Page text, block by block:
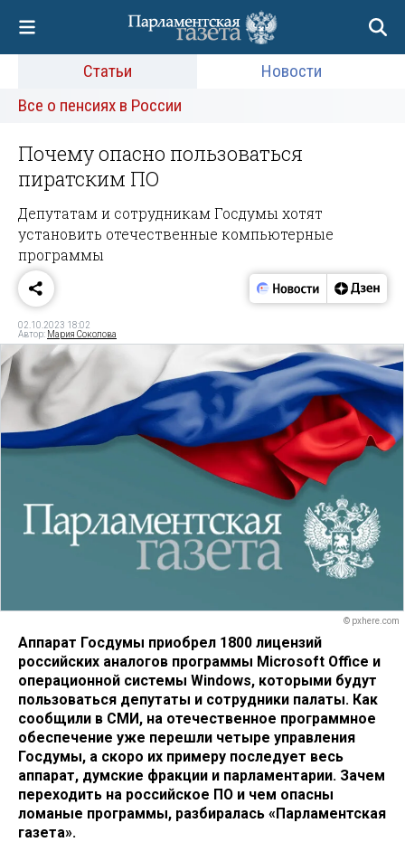
Статьи
Новости
Все о пенсиях в России
Почему опасно пользоваться
пиратским ПО
Депутатам и сотрудникам Госдумы хотят
установить отечественные компьютерные
программы
02.10.2023 18:02
Автор: Мария Соколова
© pxhere.com
Аппарат Госдумы приобрел 1800 лицензий
российских аналогов программы Microsoft Office и
операционной системы Windows, которыми будут
пользоваться депутаты и сотрудники палаты. Как
сообщили в СМИ, на отечественное программное
обеспечение уже перешли четыре управления
Госдумы, а скоро их примеру последует весь
аппарат, думские фракции и парламентарии. Зачем
переходить на российское ПО и чем опасны
ломаные программы, разбиралась «Парламентская
газета».